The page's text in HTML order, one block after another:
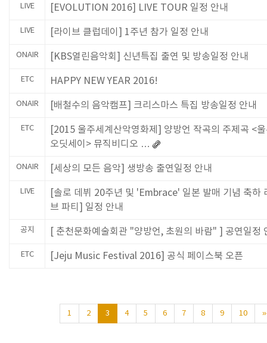
LIVE [EVOLUTION 2016] LIVE TOUR 일정 안내
LIVE [라이브 클럽데이] 1주년 참가 일정 안내
ONAIR [KBS열린음악회] 신년특집 출연 및 방송일정 안내
ETC HAPPY NEW YEAR 2016!
ONAIR [배철수의 음악캠프] 크리스마스 특집 방송일정 안내
ETC
[2015 울주세계산악영화제] 양방언 작곡의 주제곡 <
오딧세이> 뮤직비디오 …
ONAIR [세상의 모든 음악] 생방송 출연일정 안내
LIVE
[솔로 데뷔 20주년 및 'Embrace' 일본 발매 기념 축하
브 파티] 일정 안내
공지 [ 춘천문화예술회관 "양방언, 초원의 바람" ] 공연일정
ETC [Jeju Music Festival 2016] 공식 페이스북 오픈
1 2 3 4 5 6 7 8 9 10 »